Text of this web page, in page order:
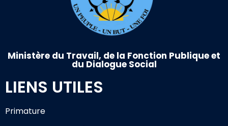
Ministère du Travail, de la Fonction Publique et
du Dialogue Social
LIENS UTILES
Primature